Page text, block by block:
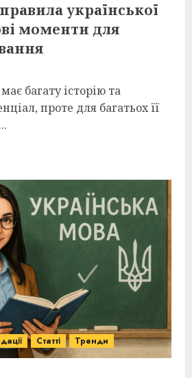
української
моменти для
багату історію та
проте для багатьох її
Статті Тренди